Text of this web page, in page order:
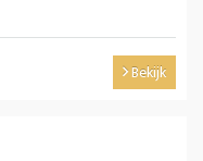
Bekijk